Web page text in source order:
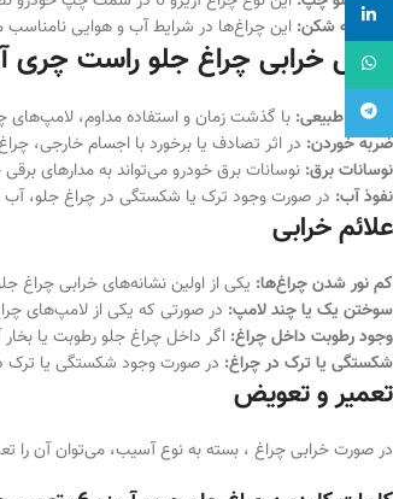
چراغ مه شکن: این چراغ‌ها در شرایط آب و هوایی نامناسب
دلایل خرابی چراغ جلو راست چری
سایش طبیعی: با گذشت زمان و استفاده مداوم، لامپ‌های
ضربه خوردن: در اثر تصادف یا برخورد با اجسام خارجی،
نوسانات برق: نوسانات برق خودرو می‌تواند به مدارهای
نفوذ آب: در صورت وجود ترک یا شکستگی در چراغ جلو،
علائم خرابی
کم نور شدن چراغ‌ها: یکی از اولین نشانه‌های خرابی
سوختن یک یا چند لامپ: در صورتی که یکی از لامپ‌های
وجود رطوبت داخل چراغ: اگر داخل چراغ جلو رطوبت یا
شکستگی یا ترک در چراغ: در صورت وجود شکستگی یا ترک
تعمیر و تعویض
در صورت خرابی چراغ ، بسته به نوع آسیب، می‌توان آن را
لینکداین
واتساپ
تلگرام